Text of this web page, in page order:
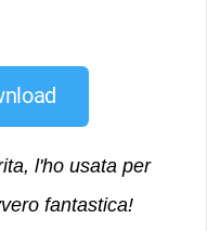
l'ho usata per
fantastica!